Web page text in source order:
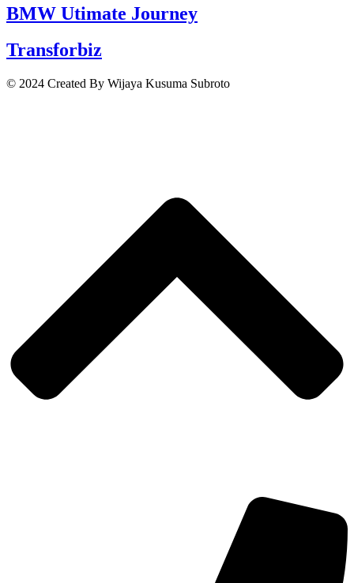
BMW Utimate Journey
Transforbiz
© 2024 Created By Wijaya Kusuma Subroto